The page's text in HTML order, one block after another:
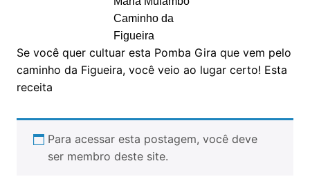
Se você quer cultuar esta Pomba Gira que vem pelo
caminho da Figueira, você veio ao lugar certo! Esta
receita
Para acessar esta postagem, você deve
ser membro deste site.